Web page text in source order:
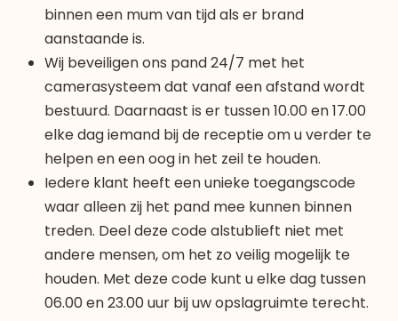
binnen een mum van tijd als er brand
aanstaande is.
Wij beveiligen ons pand 24/7 met het
camerasysteem dat vanaf een afstand wordt
bestuurd. Daarnaast is er tussen 10.00 en 17.00
elke dag iemand bij de receptie om u verder te
helpen en een oog in het zeil te houden.
Iedere klant heeft een unieke toegangscode
waar alleen zij het pand mee kunnen binnen
treden. Deel deze code alstublieft niet met
andere mensen, om het zo veilig mogelijk te
houden. Met deze code kunt u elke dag tussen
06.00 en 23.00 uur bij uw opslagruimte terecht.